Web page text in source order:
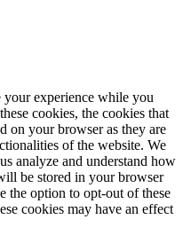
your experience while you
cookies, the cookies that
on your browser as they are
of the website. We
analyze and understand how
be stored in your browser
the option to opt-out of these
cookies may have an effect